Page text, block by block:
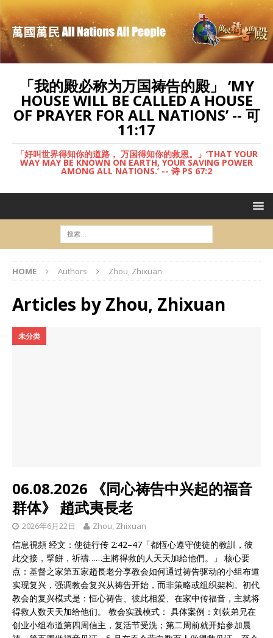
「我的殿必称为万国祷告的殿」 ‘MY
HOUSE WILL BE CALLED A HOUSE
OF PRAYER FOR ALL NATIONS’ -- 可
11:17
「好叫世界得知你的道路， 万国得知你的救恩。」‘THAT YOUR
WAY MAY BE KNOWN ON EARTH, YOUR SAVING POWER
AMONG ALL NATIONS.’ -- 诗 PS 67:2
HOME Authors Zhou, Zhixuan
Articles by Zhou, Zhixuan
未分类
06.08.2026 《同心祷告中兴起的福音
群体》 趙武夷長老
2026年6月22日 Zhou, Zhixuan
信息視頻 经文：使徒行传 2:42–47「都恆心遵守使徒的教訓，彼
此交接，擘餅，祈禱……主將得救的人天天加給他們。」 核心要
点：基督之家第五家趙長老分享教会如何通过祷告驱动的小组布道
实现复兴，强调教会复兴从祷告开始，而非策略或组织架构。初代
教会的复兴模式是：恒心祷告、彼此相爱、在家中传福音，主就将
得救人数天天加给他们。 教会实践模式： 具体案例：刘荻弟兄在
创业小组布道第四周信主，复活节受洗；第二周前就开始参加晨